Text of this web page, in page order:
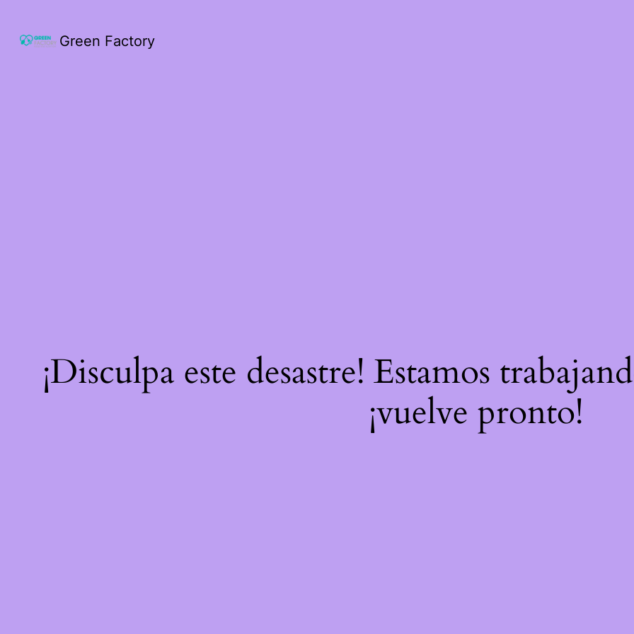
Green Factory
¡Disculpa este desastre! Estamos
¡vuelve pronto!